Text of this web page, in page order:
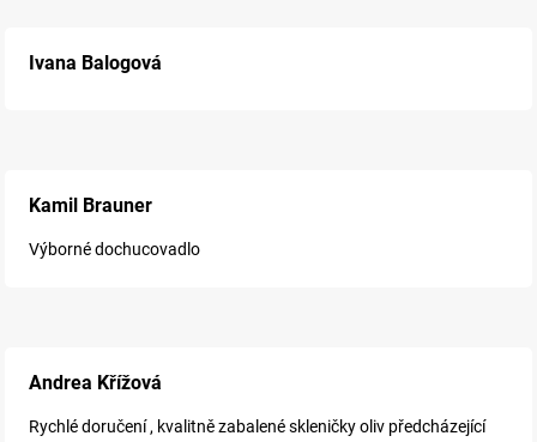
Ivana Balogová
Kamil Brauner
Výborné dochucovadlo
Andrea Křížová
Rychlé doručení , kvalitně zabalené skleničky oliv předcházející